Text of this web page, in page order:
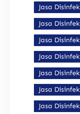
Jasa
Jasa
Jasa
Jasa
Jasa
Jasa
Jasa